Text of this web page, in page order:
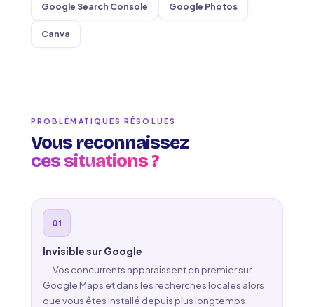
Google Search Console Google Photos
Canva
PROBLÉMATIQUES RÉSOLUES
Vous reconnaissez
ces situations ?
Invisible sur Google
— Vos concurrents apparaissent en premier sur
Google Maps et dans les recherches locales alors
que vous êtes installé depuis plus longtemps.